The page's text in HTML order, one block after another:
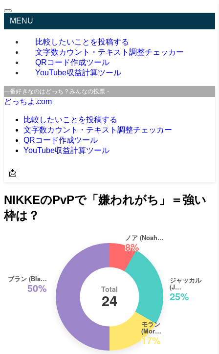
MENU
比較したいことを投稿する
文字数カウント・テキスト調整チェッカー
QRコード作成ツール
YouTube収益計算ツール
一番好きなのはどっち？みんなの投票・口コミサイト
どっちよ.com
比較したいことを投稿する
文字数カウント・テキスト調整チェッカー
QRコード作成ツール
YouTube収益計算ツール
📩
NIKKEのPvPで「嫌われがち」＝強い
枠は？
ノア (Noah…
8%
ジャッカル
(J…
25%
モラン
(Mor…
17%
ブラン (Bla…
50% Total
24